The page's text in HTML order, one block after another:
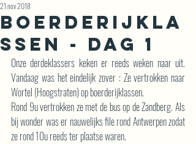
Boerderijkla
ssen - Dag 1
21 nov 2018
Onze derdeklassers keken er reeds weken naar uit.
Vandaag was het eindelijk zover : Ze vertrokken naar
Wortel (Hoogstraten) op boerderijklassen.
Rond 9u vertrokken ze met de bus op de Zandberg. Als
bij wonder was er nauwelijks file rond Antwerpen zodat
ze rond 10u reeds ter plaatse waren.